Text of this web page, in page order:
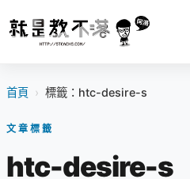
首頁 › 標籤：htc-desire-s
文章標籤
htc-desire-s